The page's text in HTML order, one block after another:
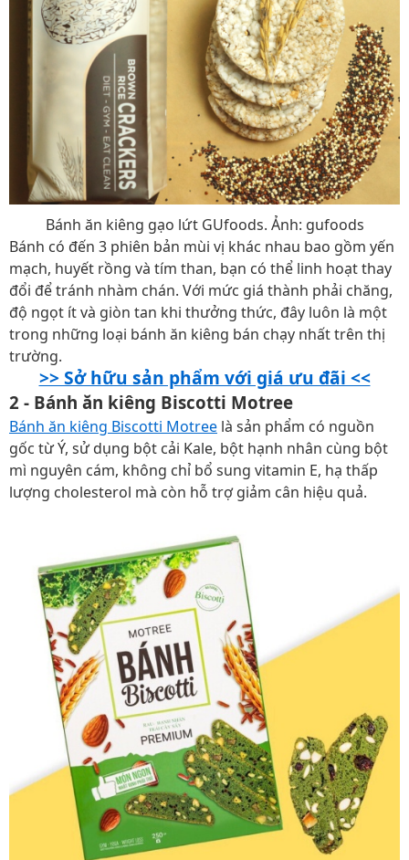
Bánh ăn kiêng gạo lứt GUfoods. Ảnh: gufoods
Bánh có đến 3 phiên bản mùi vị khác nhau bao gồm yến
mạch, huyết rồng và tím than, bạn có thể linh hoạt thay
đổi để tránh nhàm chán. Với mức giá thành phải chăng,
độ ngọt ít và giòn tan khi thưởng thức, đây luôn là một
trong những loại bánh ăn kiêng bán chạy nhất trên thị
trường.
>> Sở hữu sản phẩm với giá ưu đãi <<
2 - Bánh ăn kiêng Biscotti Motree
Bánh ăn kiêng Biscotti Motree là sản phẩm có nguồn
gốc từ Ý, sử dụng bột cải Kale, bột hạnh nhân cùng bột
mì nguyên cám, không chỉ bổ sung vitamin E, hạ thấp
lượng cholesterol mà còn hỗ trợ giảm cân hiệu quả.